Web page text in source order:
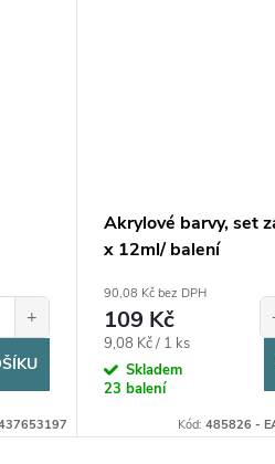
+
Akrylové barvy, set
x 12ml/ balení
90,08 Kč bez DPH
109 Kč
Měrná
cena:
9,08 Kč / 1 ks
Skladem
23 balení
Kód: 485826 -